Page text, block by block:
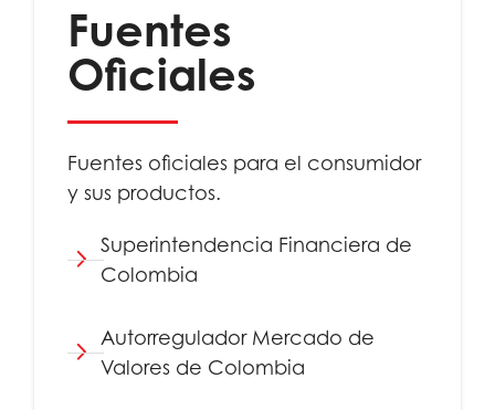
Fuentes
Oficiales
Fuentes oficiales para el consumidor
y sus productos.
Superintendencia Financiera de
Colombia
Autorregulador Mercado de
Valores de Colombia